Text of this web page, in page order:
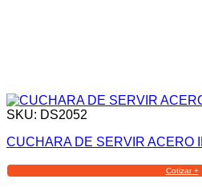
SKU: DS2052
CUCHARA DE SERVIR ACERO
Cotizar +